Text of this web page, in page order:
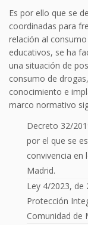
Es por ello que se
coordinadas para
relación al
educativos, se ha
una situación de
consumo de
conocimiento e
marco normativo
Decreto 32/
por el que se
convivencia en
Madrid.
Ley 4/2023, de
Protección
Comunidad de